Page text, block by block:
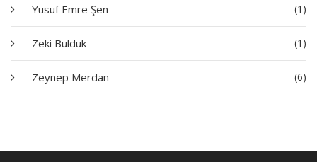
Yusuf Emre Şen (1)
Zeki Bulduk (1)
Zeynep Merdan (6)